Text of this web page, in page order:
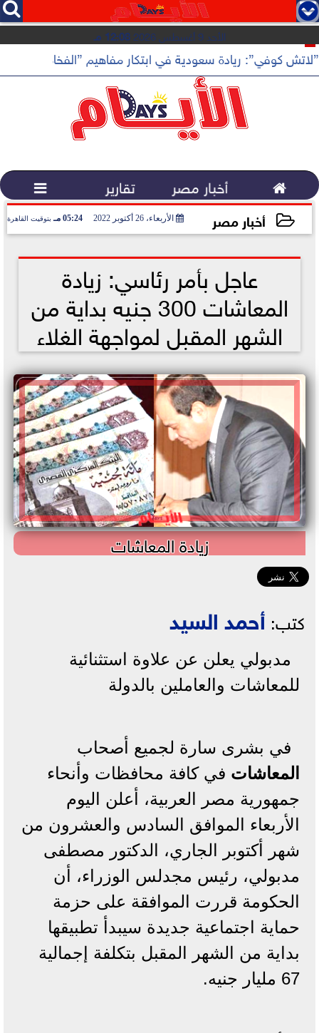
   
الأحد 9 أغسطس 2026 12:08 مـ
”لاتش كوفي”: ريادة سعودية في ابتكار مفاهيم ”الفخامة
 أخبار مصر تقارير 
أخبار مصر الأربعاء، 26 أكتوبر 2022 05:24 مـ بتوقيت القاهرة
عاجل بأمر رئاسي: زيادة
المعاشات 300 جنيه بداية من
الشهر المقبل لمواجهة الغلاء
زيادة المعاشات
كتب: أحمد السيد
مدبولي يعلن عن علاوة استثنائية
للمعاشات والعاملين بالدولة
في بشرى سارة لجميع أصحاب
المعاشات في كافة محافظات وأنحاء
جمهورية مصر العربية، أعلن اليوم
الأربعاء الموافق السادس والعشرون من
شهر أكتوبر الجاري، الدكتور مصطفى
مدبولي، رئيس مجدلس الوزراء، أن
الحكومة قررت الموافقة على حزمة
حماية اجتماعية جديدة سيبدأ تطبيقها
بداية من الشهر المقبل بتكلفة إجمالية
67 مليار جنيه.